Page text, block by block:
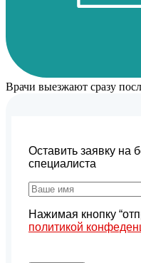
Врачи выезжают сразу
Оставить заявку на
специалиста
Нажимая кнопку
политикой